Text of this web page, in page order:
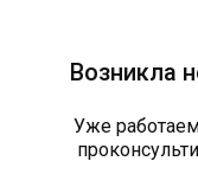
Возникла
Уже